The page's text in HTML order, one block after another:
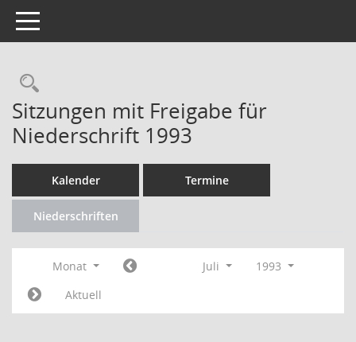
Toggle navigation
Rechercheauswahl
Sitzungen mit Freigabe für
Niederschrift 1993
Kalender Termine
Niederschriften
Monat Juli
1993
Aktuell